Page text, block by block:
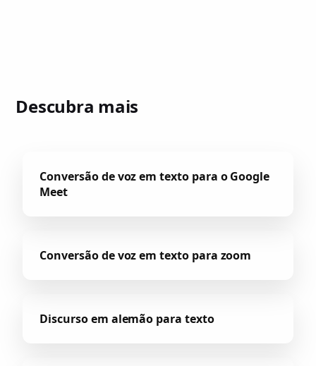
Descubra mais
Conversão de voz em texto para o Google
Meet
Conversão de voz em texto para zoom
Discurso em alemão para texto